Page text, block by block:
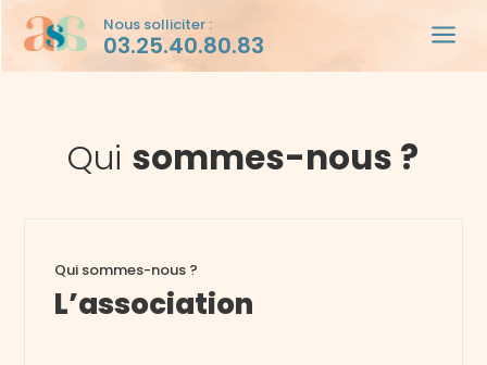
Nous solliciter :
03.25.40.80.83 a
Qui sommes-nous ?
Qui sommes-nous ?
L’association